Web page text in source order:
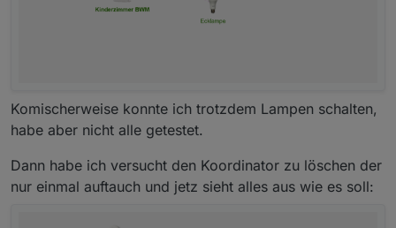
Komischerweise konnte ich trotzdem Lampen schalten,
habe aber nicht alle getestet.
Dann habe ich versucht den Koordinator zu löschen der
nur einmal auftauch und jetz sieht alles aus wie es soll: